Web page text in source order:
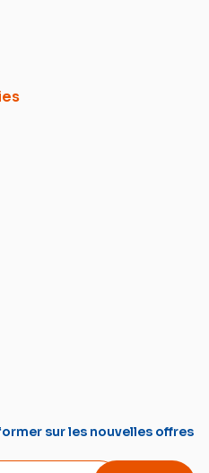
sur les nouvelles offres